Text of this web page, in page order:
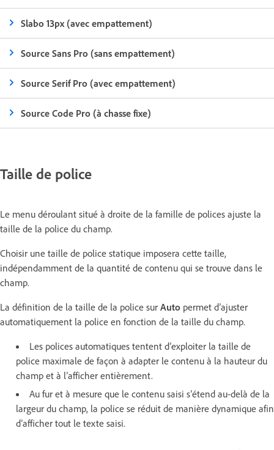
Slabo 13px (avec empattement)
Source Sans Pro (sans empattement)
Source Serif Pro (avec empattement)
Source Code Pro (à chasse fixe)
Taille de police
Le menu déroulant situé à droite de la famille de polices ajuste la
taille de la police du champ.
Choisir une taille de police statique imposera cette taille,
indépendamment de la quantité de contenu qui se trouve dans le
champ.
La définition de la taille de la police sur Auto permet d’ajuster
automatiquement la police en fonction de la taille du champ.
Les polices automatiques tentent d’exploiter la taille de
police maximale de façon à adapter le contenu à la hauteur du
champ et à l’afficher entièrement.
Au fur et à mesure que le contenu saisi s’étend au-delà de la
largeur du champ, la police se réduit de manière dynamique afin
d’afficher tout le texte saisi.